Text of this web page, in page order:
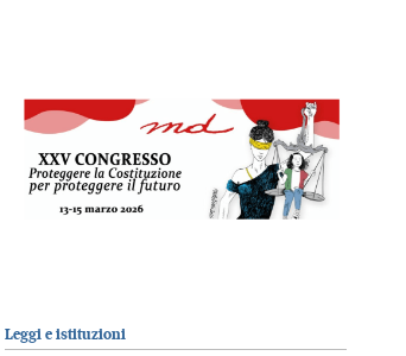
Leggi e istituzioni